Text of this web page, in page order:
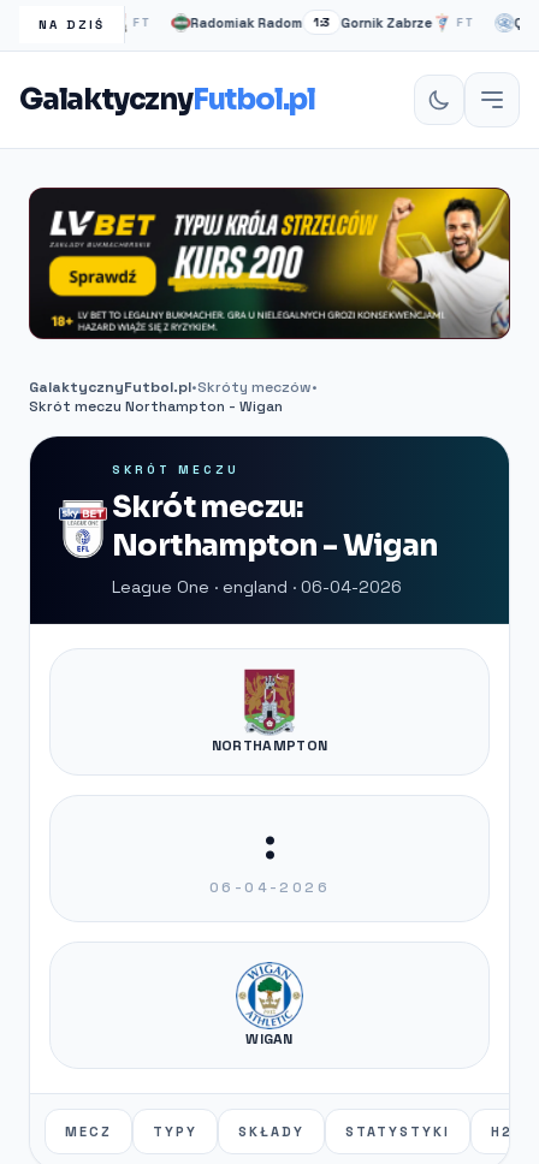
NA DZIŚ
Barnet FT Radomiak Radom 1:3 Gornik Zabrze FT QPR
GalaktycznyFutbol.pl
GalaktycznyFutbol.pl•Skróty meczów•
Skrót meczu Northampton - Wigan
SKRÓT MECZU
Skrót meczu:
Northampton - Wigan
League One · england · 06-04-2026
NORTHAMPTON
:
06-04-2026
WIGAN
MECZ TYPY SKŁADY STATYSTYKI H2H